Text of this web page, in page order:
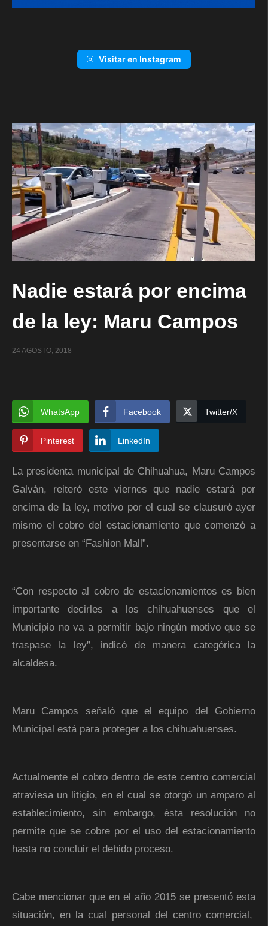
Visitar en Instagram
Nadie estará por encima
de la ley: Maru Campos
24 AGOSTO, 2018
WhatsApp Facebook Twitter/X
Pinterest LinkedIn
La presidenta municipal de Chihuahua, Maru Campos
Galván, reiteró este viernes que nadie estará por
encima de la ley, motivo por el cual se clausuró ayer
mismo el cobro del estacionamiento que comenzó a
presentarse en “Fashion Mall”.
“Con respecto al cobro de estacionamientos es bien
importante decirles a los chihuahuenses que el
Municipio no va a permitir bajo ningún motivo que se
traspase la ley”, indicó de manera categórica la
alcaldesa.
Maru Campos señaló que el equipo del Gobierno
Municipal está para proteger a los chihuahuenses.
Actualmente el cobro dentro de este centro comercial
atraviesa un litigio, en el cual se otorgó un amparo al
establecimiento, sin embargo, ésta resolución no
permite que se cobre por el uso del estacionamiento
hasta no concluir el debido proceso.
Cabe mencionar que en el año 2015 se presentó esta
situación, en la cual personal del centro comercial,